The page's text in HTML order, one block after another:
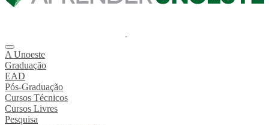
A Unoeste
Graduação
EAD
Pós-Graduação
Cursos Técnicos
Cursos Livres
Pesquisa